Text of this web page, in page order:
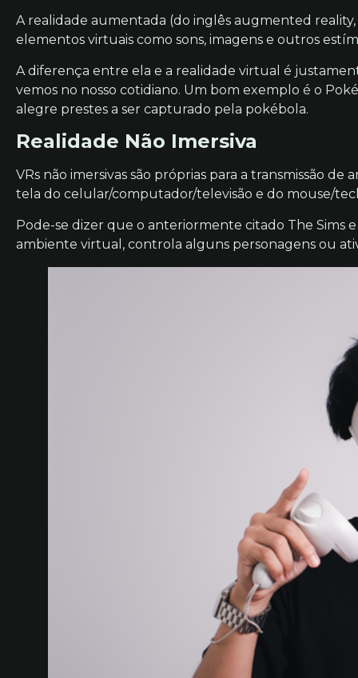
A realidade aumentada (do inglês augmented reality,
elementos virtuais como sons, imagens e outros
A diferença entre ela e a realidade virtual é
vemos no nosso cotidiano. Um bom exemplo é o
alegre prestes a ser capturado pela pokébola.
Realidade Não Imersiva
VRs não imersivas são próprias para a transmissão
tela do celular/computador/televisão e do mouse/
Pode-se dizer que o anteriormente citado The Sims
ambiente virtual, controla alguns personagens ou